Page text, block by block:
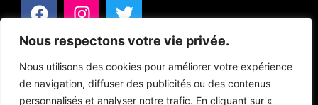
Nous respectons votre vie privée.
Nous utilisons des cookies pour améliorer votre expérience
de navigation, diffuser des publicités ou des contenus
personnalisés et analyser notre trafic. En cliquant sur «